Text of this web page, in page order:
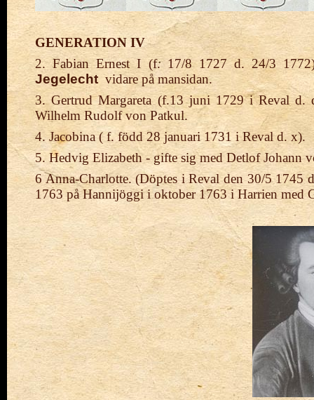
GENERATION IV
2. Fabian Ernest I (f. 17/8 1727 d. 24/3
Jegelecht vidare på mansidan.
3. Gertrud Margareta (f.13 juni 1729 i Reval
Wilhelm Rudolf von Patkul.
4. Jacobina ( f. född 28 januari 1731 i Reval d. x).
5. Hedvig Elizabeth - gifte sig med Detlof Johann
6 Anna-Charlotte. (Döptes i Reval den 30/5 1745
1763 på Hannijöggi i oktober 1763 i Harrien med